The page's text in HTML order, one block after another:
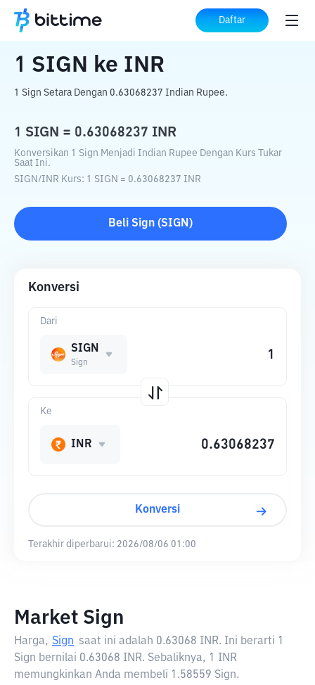
Daftar
Beranda Konverter Kripto INR
1 SIGN ke INR
1 Sign Setara Dengan 0.63068237 Indian Rupee.
1 SIGN = 0.63068237 INR
Konversikan 1 Sign Menjadi Indian Rupee Dengan Kurs Tukar
Saat Ini.
SIGN/INR Kurs: 1 SIGN = 0.63068237 INR
Beli Sign (SIGN )
Konversi
Dari
SIGN
Sign
Ke
INR
Konversi
Terakhir diperbarui: 2026/08/06 01:00
Market Sign
Harga, Sign saat ini adalah 0.63068 INR. Ini berarti 1
Sign bernilai 0.63068 INR. Sebaliknya, 1 INR
memungkinkan Anda membeli 1.58559 Sign.